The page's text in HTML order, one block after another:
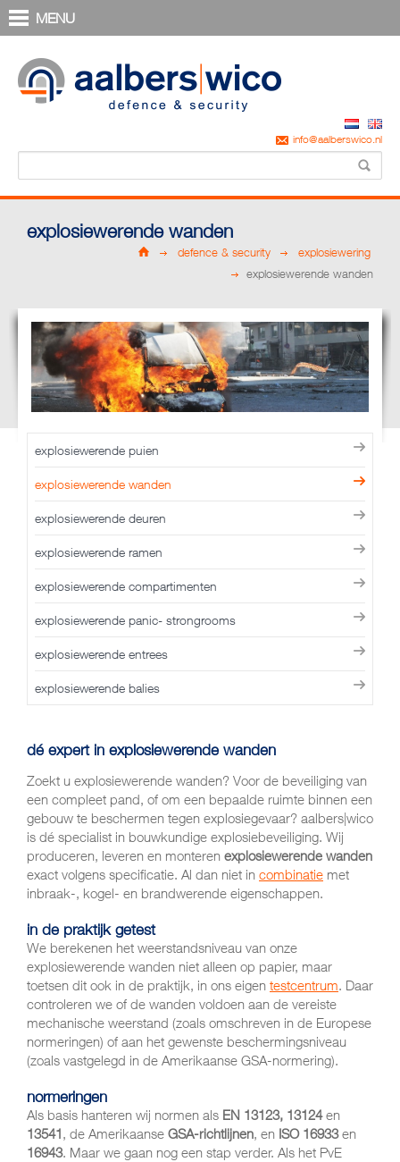
MENU
info@aalberswico.nl
explosiewerende wanden
defence & security
explosiewering
explosiewerende wanden
explosiewerende puien
explosiewerende wanden
explosiewerende deuren
explosiewerende ramen
explosiewerende compartimenten
explosiewerende panic- strongrooms
explosiewerende entrees
explosiewerende balies
dé expert in explosiewerende wanden
Zoekt u explosiewerende wanden? Voor de beveiliging van
een compleet pand, of om een bepaalde ruimte binnen een
gebouw te beschermen tegen explosiegevaar? aalbers|wico
is dé specialist in bouwkundige explosiebeveiliging. Wij
produceren, leveren en monteren explosiewerende wanden
exact volgens specificatie. Al dan niet in combinatie met
inbraak-, kogel- en brandwerende eigenschappen.
in de praktijk getest
We berekenen het weerstandsniveau van onze
explosiewerende wanden niet alleen op papier, maar
toetsen dit ook in de praktijk, in ons eigen testcentrum. Daar
controleren we of de wanden voldoen aan de vereiste
mechanische weerstand (zoals omschreven in de Europese
normeringen) of aan het gewenste beschermingsniveau
(zoals vastgelegd in de Amerikaanse GSA-normering).
normeringen
Als basis hanteren wij normen als EN 13123, 13124en
13541, de Amerikaanse GSA-richtlijnen, en ISO 16933en
16943. Maar we gaan nog een stap verder. Als het PvE